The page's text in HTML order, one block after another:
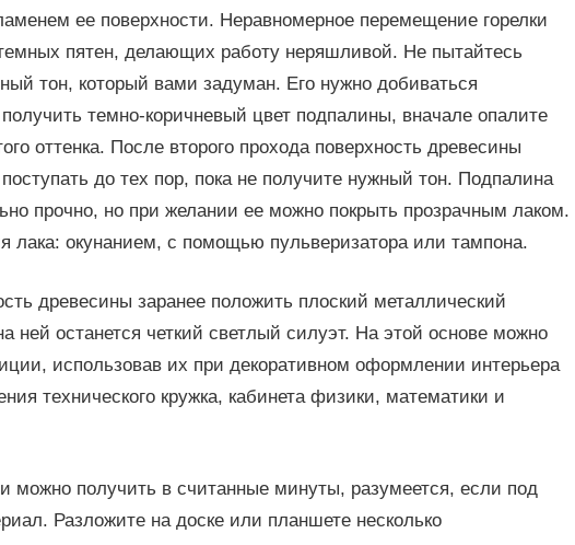
ее поверхности. Неравномерное перемещение горелки
пятен, делающих работу неряшливой. Не пытайтесь
тон, который вами задуман. Его нужно добиваться
темно-коричневый цвет подпалины, вначале опалите
оттенка. После второго прохода поверхность древесины
до тех пор, пока не получите нужный тон. Подпалина
прочно, но при желании ее можно покрыть прозрачным лаком.
лака: окунанием, с помощью пульверизатора или тампона.
древесины заранее положить плоский металлический
ней останется четкий светлый силуэт. На этой основе можно
использовав их при декоративном оформлении интерьера
технического кружка, кабинета физики, математики и
можно получить в считанные минуты, разумеется, если под
Разложите на доске или планшете несколько